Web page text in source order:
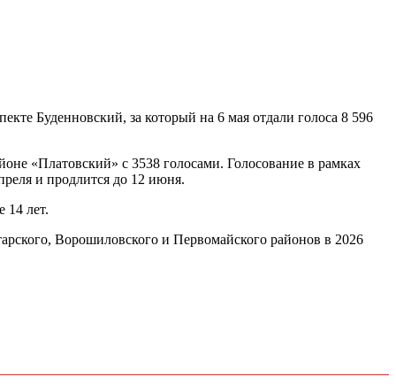
Буденновский, за который на 6 мая отдали голоса 8 596
«Платовский» с 3538 голосами. Голосование в рамках
и продлится до 12 июня.
14 лет.
Ворошиловского и Первомайского районов в 2026